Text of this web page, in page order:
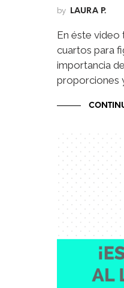
by LAURA P.
En éste video
cuartos para
importancia
proporciones